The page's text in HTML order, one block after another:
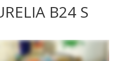
B24 S